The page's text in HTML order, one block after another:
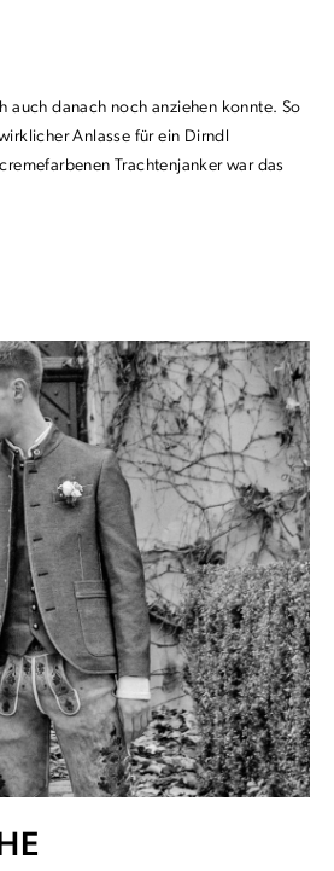
danach noch anziehen konnte. So
Anlasse für ein Dirndl
Trachtenjanker war das